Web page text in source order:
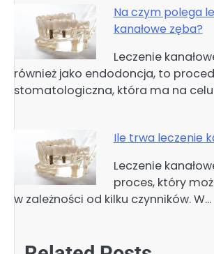
Na czym polega
kanałowe zęba?
Leczenie
również jako endodoncja, to
stomatologiczna, która ma na
Ile trwa leczenie
Leczenie
proces, który
w zależności od kilku czynników. W…